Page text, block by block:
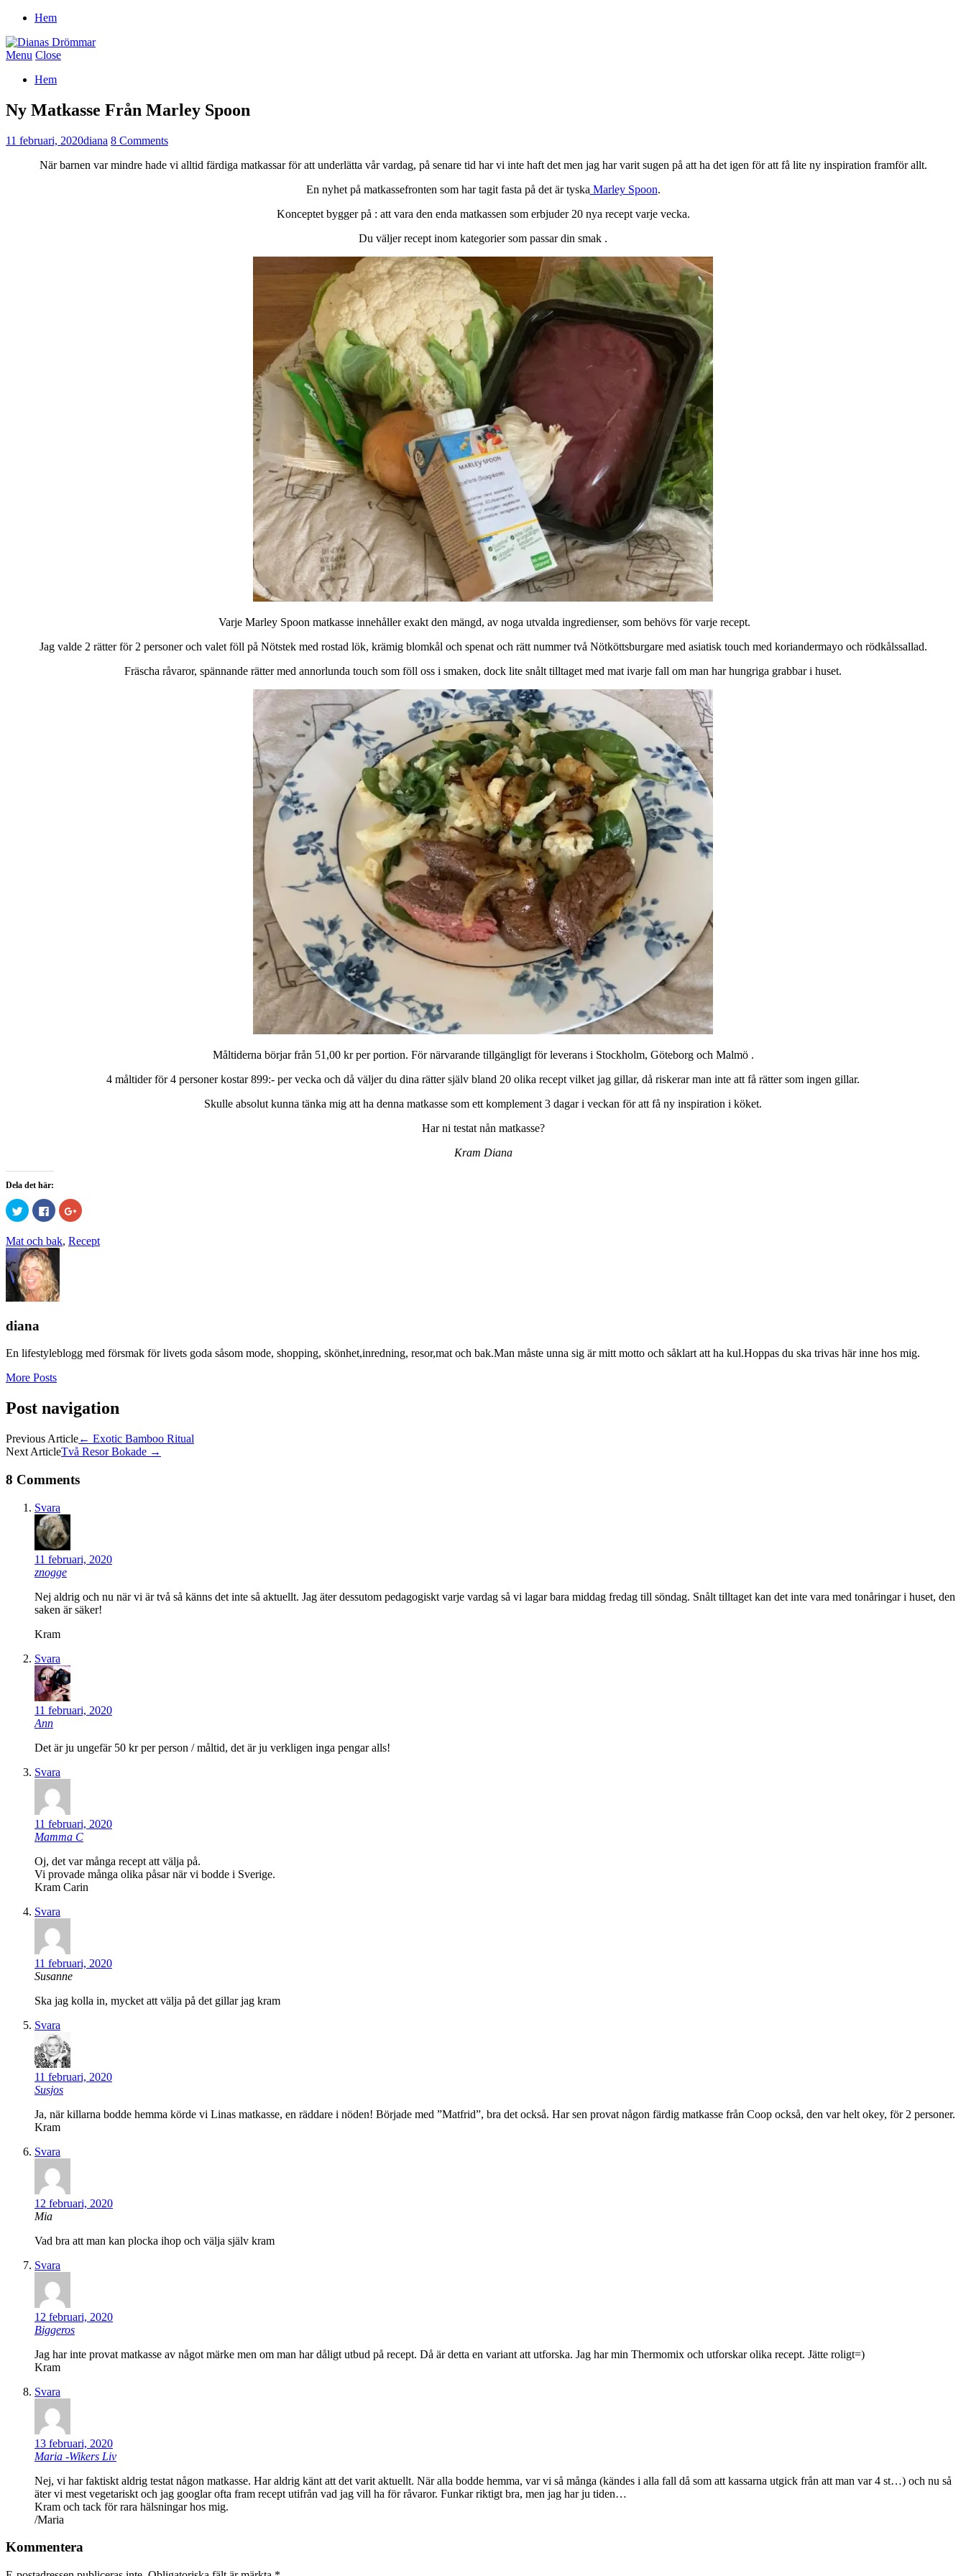
Hem
Menu Close
Hem
Ny Matkasse Från Marley Spoon
11 februari, 2020diana 8 Comments
När barnen var mindre hade vi alltid färdiga matkassar för att underlätta vår vardag, på senare tid har vi inte haft det men jag har varit sugen på att ha det igen för att få lite ny inspiration framför allt.
En nyhet på matkassefronten som har tagit fasta på det är tyska Marley Spoon.
Konceptet bygger på : att vara den enda matkassen som erbjuder 20 nya recept varje vecka.
Du väljer recept inom kategorier som passar din smak .
Varje Marley Spoon matkasse innehåller exakt den mängd, av noga utvalda ingredienser, som behövs för varje recept.
Jag valde 2 rätter för 2 personer och valet föll på Nötstek med rostad lök, krämig blomkål och spenat och rätt nummer två Nötköttsburgare med asiatisk touch med koriandermayo och rödkålssallad.
Fräscha råvaror, spännande rätter med annorlunda touch som föll oss i smaken, dock lite snålt tilltaget med mat ivarje fall om man har hungriga grabbar i huset.
Måltiderna börjar från 51,00 kr per portion. För närvarande tillgängligt för leverans i Stockholm, Göteborg och Malmö .
4 måltider för 4 personer kostar 899:- per vecka och då väljer du dina rätter själv bland 20 olika recept vilket jag gillar, då riskerar man inte att få rätter som ingen gillar.
Skulle absolut kunna tänka mig att ha denna matkasse som ett komplement 3 dagar i veckan för att få ny inspiration i köket.
Har ni testat nån matkasse?
Kram Diana
Dela det här:
Klicka
för
på
Twitter
(Öppnas
i
ett
nytt
fönster)
Klicka
för
på
Facebook
(Öppnas
i
ett
nytt
fönster)
Klicka
för
på
Google+
Mat och bak, Recept
diana
En lifestyleblogg med försmak för livets goda såsom mode, shopping, skönhet,inredning, resor,mat och bak.Man måste unna sig är mitt motto och såklart att ha kul.Hoppas du ska trivas här inne hos mig.
More Posts
Post navigation
Previous Article← Exotic Bamboo Ritual
Next ArticleTvå Resor Bokade →
8 Comments
Svara
11 februari, 2020
znogge
Nej aldrig och nu när vi är två så känns det inte så aktuellt. Jag äter dessutom pedagogiskt varje vardag så vi lagar bara middag fredag till söndag. Snålt tilltaget kan det inte vara med tonåringar i huset, den
saken är säker!
Kram
Svara
11 februari, 2020
Ann
Det är ju ungefär 50 kr per person / måltid, det är ju verkligen inga pengar alls!
Svara
11 februari, 2020
Mamma C
Oj, det var många recept att välja på.
Vi provade många olika påsar när vi bodde i Sverige.
Kram Carin
Svara
11 februari, 2020
Susanne
Ska jag kolla in, mycket att välja på det gillar jag kram
Svara
11 februari, 2020
Susjos
Ja, när killarna bodde hemma körde vi Linas matkasse, en räddare i nöden! Började med ”Matfrid”, bra det också. Har sen provat någon färdig matkasse från Coop också, den var helt okey, för 2 personer.
Kram
Svara
12 februari, 2020
Mia
Vad bra att man kan plocka ihop och välja själv kram
Svara
12 februari, 2020
Biggeros
Jag har inte provat matkasse av något märke men om man har dåligt utbud på recept. Då är detta en variant att utforska. Jag har min Thermomix och utforskar olika recept. Jätte roligt=)
Kram
Svara
13 februari, 2020
Maria -Wikers Liv
Nej, vi har faktiskt aldrig testat någon matkasse. Har aldrig känt att det varit aktuellt. När alla bodde hemma, var vi så många (kändes i alla fall då som att kassarna utgick från att man var 4 st…) och nu så
äter vi mest vegetariskt och jag googlar ofta fram recept utifrån vad jag vill ha för råvaror. Funkar riktigt bra, men jag har ju tiden…
Kram och tack för rara hälsningar hos mig.
/Maria
Kommentera